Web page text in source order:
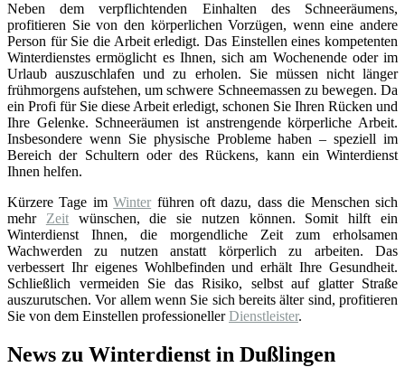
Neben dem verpflichtenden Einhalten des Schneeräumens,
profitieren Sie von den körperlichen Vorzügen, wenn eine andere
Person für Sie die Arbeit erledigt. Das Einstellen eines kompetenten
Winterdienstes ermöglicht es Ihnen, sich am Wochenende oder im
Urlaub auszuschlafen und zu erholen. Sie müssen nicht länger
frühmorgens aufstehen, um schwere Schneemassen zu bewegen. Da
ein Profi für Sie diese Arbeit erledigt, schonen Sie Ihren Rücken und
Ihre Gelenke. Schneeräumen ist anstrengende körperliche Arbeit.
Insbesondere wenn Sie physische Probleme haben – speziell im
Bereich der Schultern oder des Rückens, kann ein Winterdienst
Ihnen helfen.
Kürzere Tage imWinter führen oft dazu, dass die Menschen sich
mehr Zeitwünschen, die sie nutzen können. Somit hilft ein
Winterdienst Ihnen, die morgendliche Zeit zum erholsamen
Wachwerden zu nutzen anstatt körperlich zu arbeiten. Das
verbessert Ihr eigenes Wohlbefinden und erhält Ihre Gesundheit.
Schließlich vermeiden Sie das Risiko, selbst auf glatter Straße
auszurutschen. Vor allem wenn Sie sich bereits älter sind, profitieren
Sie von dem Einstellen professionellerDienstleister.
News zu Winterdienst in Dußlingen